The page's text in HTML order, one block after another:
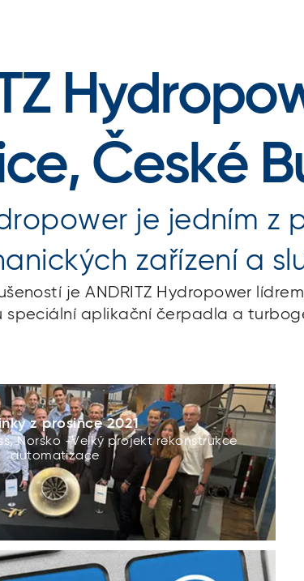
České
je jedním
zařízení a
je ANDRITZ Hydropower
speciální aplikační čerpadla a
z prosince 2021
Norsko -Velký projekt rekonstrukce
automatizace